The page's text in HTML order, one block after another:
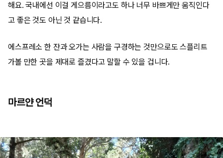
해요. 국내에선 이걸 게으름이라고도 하나 너무 바쁘게만 움직인다
고 좋은 것도 아닌 것 같습니다.
에스프레소 한 잔과 오가는 사람을 구경하는 것만으로도 스플리트
가볼 만한 곳을 제대로 즐겼다고 말할 수 있을 겁니다.
마르얀 언덕